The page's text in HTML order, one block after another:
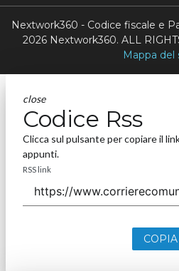
Nextwork360 - Codice fiscale e
2026 Nextwork360. ALL
Mappa del
close
Codice Rss
Clicca sul pulsante per copiare il
appunti.
RSS link